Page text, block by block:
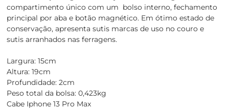
compartimento único com um bolso interno, fechamento
principal por aba e botão magnético. Em ótimo estado de
conservação, apresenta sutis marcas de uso no couro e
sutis arranhados nas ferragens.
Largura: 15cm
Altura: 19cm
Profundidade: 2cm
Peso total da bolsa: 0,423kg
Cabe Iphone 13 Pro Max